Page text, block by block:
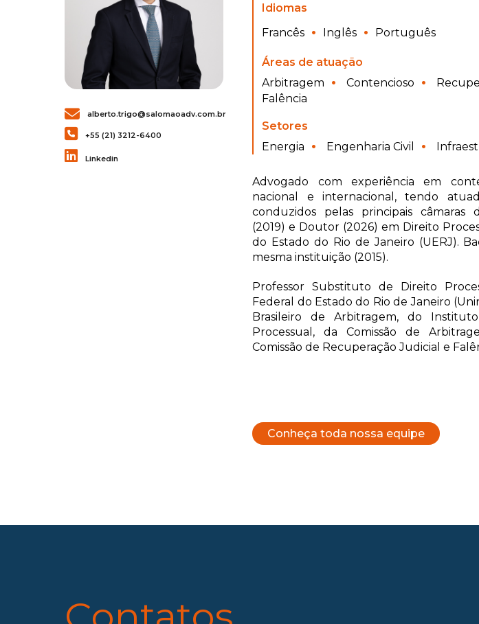
alberto.trigo@salomaoadv.com.br
+55 (21) 3212-6400
Linkedin
Idiomas
Francês
Inglês Português
Áreas de atuação
Arbitragem
Contencioso
Falência
Setores
Energia
Engenharia Civil
Advogado com experiência em
nacional e internacional, tendo
conduzidos pelas principais câmaras
(2019) e Doutor (2026) em Direito
do Estado do Rio de Janeiro (UERJ).
mesma instituição (2015).
Professor Substituto de Direito
Federal do Estado do Rio de Janeiro
Brasileiro de Arbitragem, do
Processual, da Comissão de
Comissão de Recuperação Judicial e
Conheça toda nossa equipe